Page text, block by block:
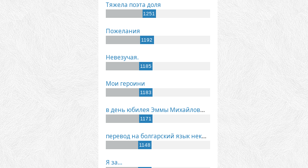
Тяжела поэта доля
1251
Пожелания
1192
Невезучая.
1185
Мои героини
1183
в день юбилея Эммы Михайловны Киселевой
1171
перевод на болгарский язык некоторых моих стихов
1148
Я за...